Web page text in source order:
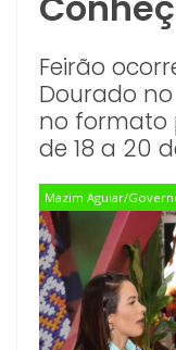
Feirão
Dourado
no formato
de 18 a 20
Mazim Aguiar/